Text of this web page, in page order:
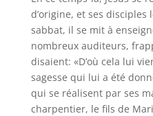
d’origine, et ses
sabbat, il se mit à
nombreux auditeurs,
disaient: «D’où cela lui
sagesse qui lui a été
qui se réalisent par ses
charpentier, le fils de